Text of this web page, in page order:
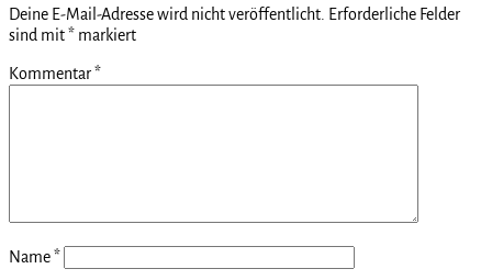
Deine E-Mail-Adresse wird nicht veröffentlicht. Erforderliche Felder
sind mit* markiert
Kommentar*
Name*